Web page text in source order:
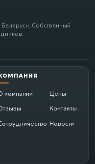
Беларуси. Собственный
компании
Цены
Контакты
Новости